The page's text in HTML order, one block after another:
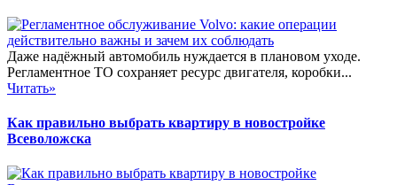
Даже надёжный автомобиль нуждается в плановом уходе.
Регламентное ТО сохраняет ресурс двигателя, коробки...
Читать»
Как правильно выбрать квартиру в новостройке
Всеволожска